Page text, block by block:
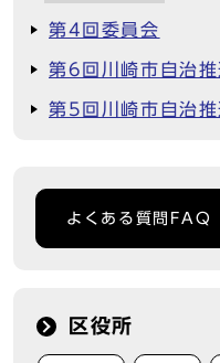
第4回委員会
第6回川崎市自治
第5回川崎市自治
よくある質問FAQ
区役所